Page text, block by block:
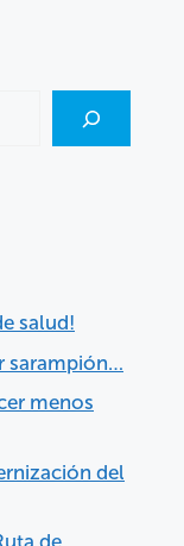
salud!
sarampión…
menos
del